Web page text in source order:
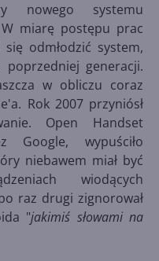
nowego systemu
miarę postępu prac
odmłodzić system,
poprzedniej generacji.
w obliczu coraz
Rok 2007 przyniósł
Open Handset
Google, wypuściło
niebawem miał być
wiodących
raz drugi zignorował
"jakimiś słowami na